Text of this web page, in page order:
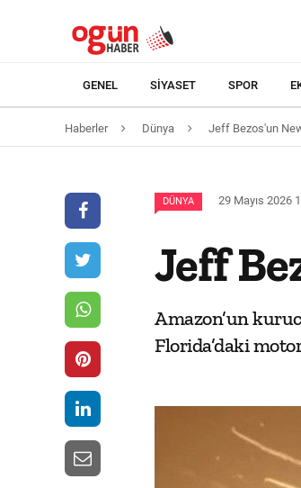
GENEL SIYASET SPOR
Haberler Dünya Jeff Bezos'un
DÜNYA 29 Mayıs 2026
Jeff
Amazon’un
Florida’daki